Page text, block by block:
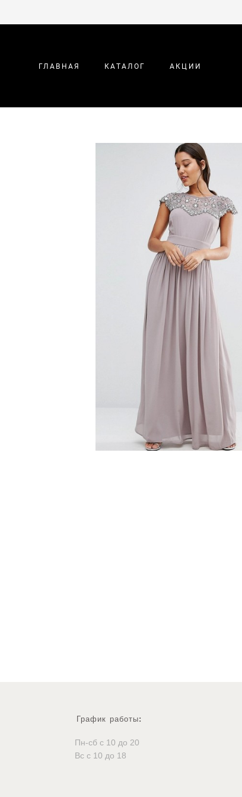
ГЛАВНАЯ КАТАЛОГ АКЦИИ
График работы:
Пн-сб с 10 до 20
Вс с 10 до 18